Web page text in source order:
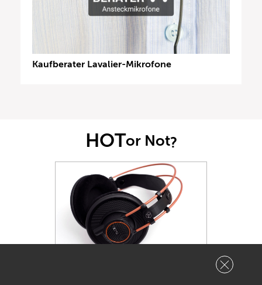
Kaufberater Lavalier-Mikrofone
HOTor Not?
Wie heiß findest Du dieses Produkt?